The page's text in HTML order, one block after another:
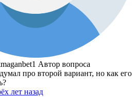
Автор вопроса
про второй вариант, но как его
лет назад